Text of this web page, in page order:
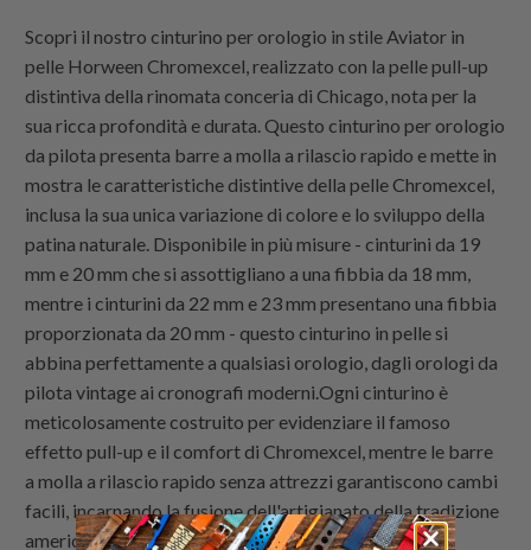
Scopri il nostro cinturino per orologio in stile Aviator in
pelle Horween Chromexcel, realizzato con la pelle pull-up
distintiva della rinomata conceria di Chicago, nota per la
sua ricca profondità e durata. Questo cinturino per orologio
da pilota presenta barre a molla a rilascio rapido e mette in
mostra le caratteristiche distintive della pelle Chromexcel,
inclusa la sua unica variazione di colore e lo sviluppo della
patina naturale. Disponibile in più misure - cinturini da 19
mm e 20 mm che si assottigliano a una fibbia da 18 mm,
mentre i cinturini da 22 mm e 23 mm presentano una fibbia
proporzionata da 20 mm - questo cinturino in pelle si
abbina perfettamente a qualsiasi orologio, dagli orologi da
pilota vintage ai cronografi moderni.Ogni cinturino è
meticolosamente costruito per evidenziare il famoso
effetto pull-up e il comfort di Chromexcel, mentre le barre
a molla a rilascio rapido senza attrezzi garantiscono cambi
facili, incarnando la fusione dell'artigianato della tradizione
americana e dello stile classico da aviatore.